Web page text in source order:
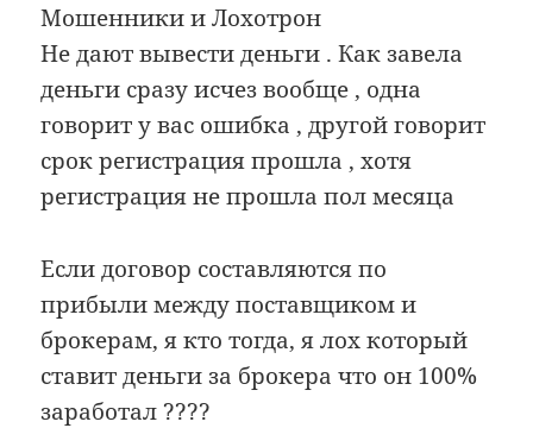
Мошенники и Лохотрон
Не дают вывести деньги . Как завела
деньги сразу исчез вообще , одна
говорит у вас ошибка , другой говорит
срок регистрация прошла , хотя
регистрация не прошла пол месяца
Если договор составляются по
прибыли между поставщиком и
брокерам, я кто тогда, я лох который
ставит деньги за брокера что он 100%
заработал ????